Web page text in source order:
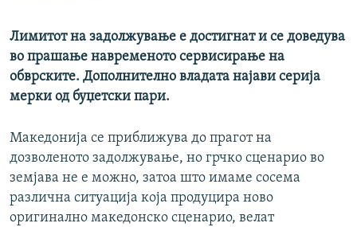
Лимитот на задолжување е достигнат и се доведува
во прашање навременото сервисирање на
обврските. Дополнително владата најави серија
мерки од буџетски пари.
Македонија се приближува до прагот на
дозволеното задолжување, но грчко сценарио во
земјава не е можно, затоа што имаме сосема
различна ситуација која продуцира ново
оригинално македонско сценарио, велат